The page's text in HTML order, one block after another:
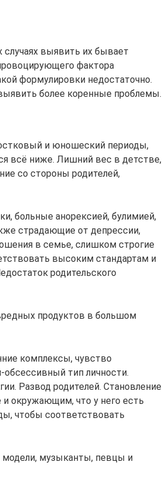
выявить их бывает
фактора
формулировки недостаточно.
более коренные проблемы.
и юношеский периоды,
всё ниже. Лишний вес в детстве,
со стороны родителей,
больные анорексией, булимией,
страдающие от депрессии,
в семье, слишком строгие
высоким стандартам и
родительского
продуктов в большом
комплексы, чувство
тип личности.
Развод родителей. Становление
и окружающим, что у него есть
чтобы соответствовать
модели, музыканты, певцы и